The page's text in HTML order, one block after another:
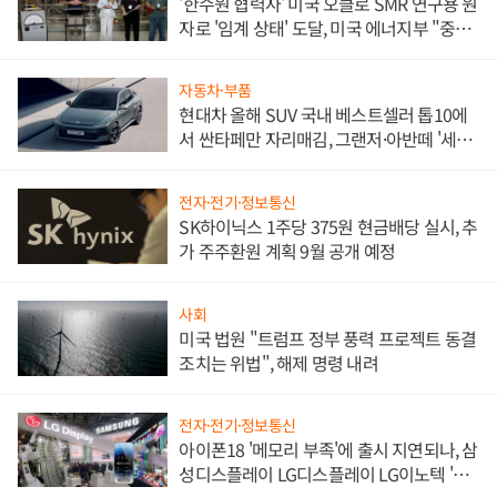
자로 '임계 상태' 도달, 미국 에너지부 "중요
자동차·부품
현대차 올해 SUV 국내 베스트셀러 톱10에
서 싼타페만 자리매김, 그랜저·아반떼 '세단
전자·전기·정보통신
SK하이닉스 1주당 375원 현금배당 실시, 추
가 주주환원 계획 9월 공개 예정
사회
미국 법원 "트럼프 정부 풍력 프로젝트 동결
조치는 위법", 해제 명령 내려
전자·전기·정보통신
아이폰18 '메모리 부족'에 출시 지연되나, 삼
성디스플레이 LG디스플레이 LG이노텍 '탈